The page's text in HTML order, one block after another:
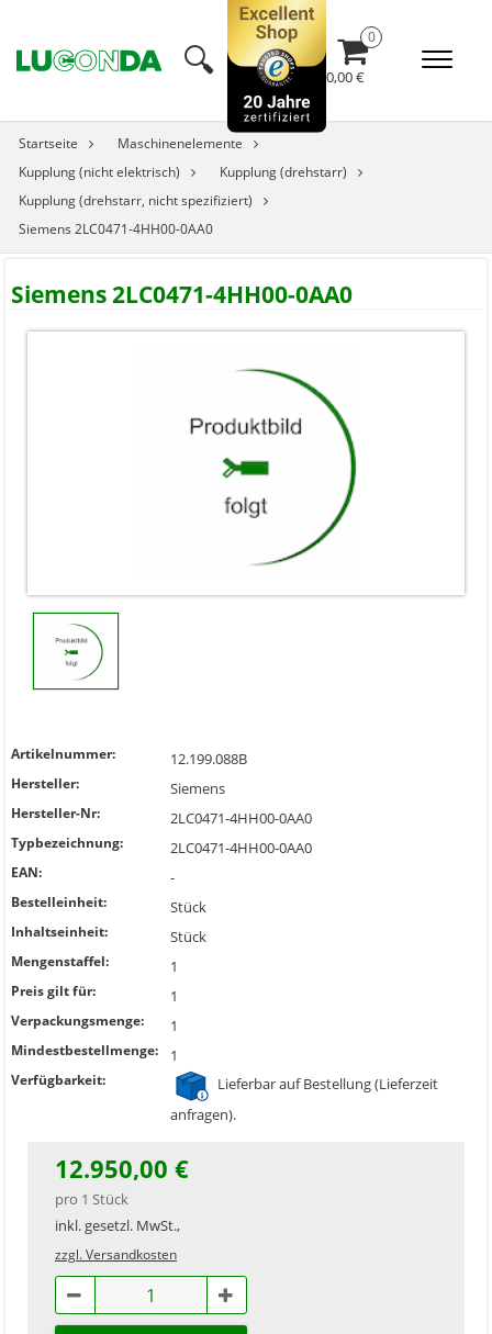
🔍︎ 0,00 €
Startseite
Maschinenelemente
Kupplung (nicht elektrisch)
Kupplung (drehstarr)
Kupplung (drehstarr, nicht spezifiziert)
Siemens 2LC0471-4HH00-0AA0
Siemens 2LC0471-4HH00-0AA0
Artikelnummer: 12.199.088B
Hersteller: Siemens
Hersteller-Nr: 2LC0471-4HH00-0AA0
Typbezeichnung: 2LC0471-4HH00-0AA0
EAN: -
Bestelleinheit: Stück
Inhaltseinheit: Stück
Mengenstaffel: 1
Preis gilt für: 1
Verpackungsmenge: 1
Mindestbestellmenge: 1
Verfügbarkeit:
Lieferbar auf Bestellung (Lieferzeit
anfragen).
12.950,00 €
pro 1 Stück
inkl. gesetzl. MwSt.,
zzgl. Versandkosten